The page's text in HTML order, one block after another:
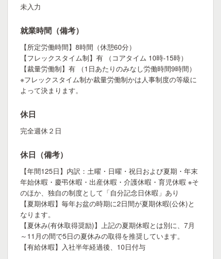
未入力
就業時間（備考）
【所定労働時間】8時間（休憩60分）
【フレックスタイム制】有 （コアタイム 10時-15時）
【裁量労働制】有 （1日あたりのみなし労働時間9時間）
※フレックスタイム制か裁量労働制かは人事制度の等級に
よって決まります。
休日
完全週休２日
休日（備考）
【年間125日】内訳：土曜・日曜・祝日および夏期・年末
年始休暇・慶弔休暇・出産休暇・介護休暇・育児休暇 ※そ
のほか、独自の制度として「自分記念日休暇」あり
【夏期休暇】毎年お盆の時期に2日間が夏期休暇(公休)と
なります。
【夏休み(有休取得奨励)】上記の夏期休暇とは別に、7月
～11月の間で5日の夏休みの取得を推奨しています。
【有給休暇】入社半年経過後、10日付与